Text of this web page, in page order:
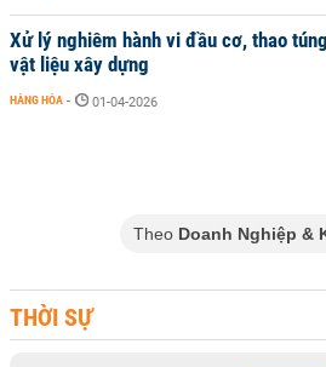
Xử lý nghiêm hành vi đầu cơ, thao
vật liệu xây dựng
HÀNG HÓA - 01-04-2026
Theo Doanh Nghiệp &
THỜI SỰ